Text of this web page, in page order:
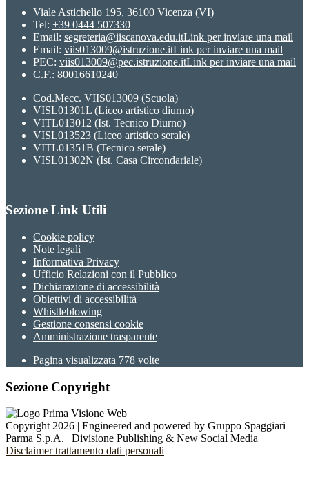
Viale Astichello 195, 36100 Vicenza (VI)
Tel: +39 0444 507330
Email: segreteria@iiscanova.edu.itLink per inviare una mail
Email: viis013009@istruzione.itLink per inviare una mail
PEC: viis013009@pec.istruzione.itLink per inviare una mail
C.F.: 80016610240
Cod.Mecc. VIIS013009 (Scuola)
VISL01301L (Liceo artistico diurno)
VITL013012 (Ist. Tecnico Diurno)
VISL013523 (Liceo artistico serale)
VITL01351B (Tecnico serale)
VISL01302N (Ist. Casa Circondariale)
Sezione Link Utili
Cookie policy
Note legali
Informativa Privacy
Ufficio Relazioni con il Pubblico
Dichiarazione di accessibilità
Obiettivi di accessibilità
Whistleblowing
Gestione consensi cookie
Amministrazione trasparente
Pagina visualizzata 778 volte
Sezione Copyright
Copyright 2026 | Engineered and powered by Gruppo Spaggiari
Parma S.p.A. | Divisione Publishing & New Social Media
Disclaimer trattamento dati personali